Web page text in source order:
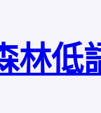
林低